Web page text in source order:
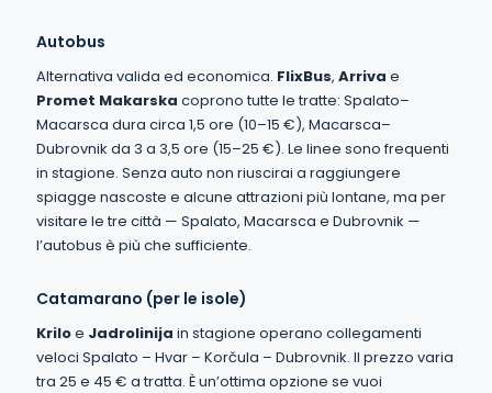
Autobus
Alternativa valida ed economica. FlixBus, Arriva e
Promet Makarska coprono tutte le tratte: Spalato–
Macarsca dura circa 1,5 ore (10–15 €), Macarsca–
Dubrovnik da 3 a 3,5 ore (15–25 €). Le linee sono frequenti
in stagione. Senza auto non riuscirai a raggiungere
spiagge nascoste e alcune attrazioni più lontane, ma per
visitare le tre città — Spalato, Macarsca e Dubrovnik —
l’autobus è più che sufficiente.
Catamarano (per le isole)
Kriloe Jadrolinija in stagione operano collegamenti
veloci Spalato – Hvar – Korčula – Dubrovnik. Il prezzo varia
tra 25 e 45 € a tratta. È un’ottima opzione se vuoi